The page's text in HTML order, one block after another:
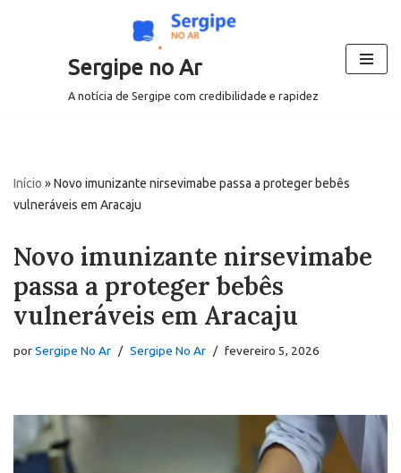
Sergipe no Ar
A notícia de Sergipe com credibilidade e rapidez
Início »Novo imunizante nirsevimabe passa a proteger bebês
vulneráveis em Aracaju
Novo imunizante nirsevimabe
passa a proteger bebês
vulneráveis em Aracaju
porSergipe No Ar Sergipe No Ar fevereiro 5, 2026